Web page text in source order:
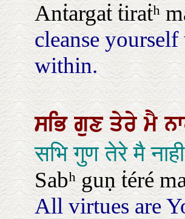
Anṫargaṫ ṫiraṫʰ
cleanse
within.
ਸਭਿਗੁਣਤੇਰੇਮੈ
सभि गुण तेरे मै
Sabʰ guṇ ṫéré
All virtues are